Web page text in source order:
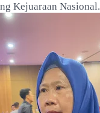
Kejuaraan Nasional.